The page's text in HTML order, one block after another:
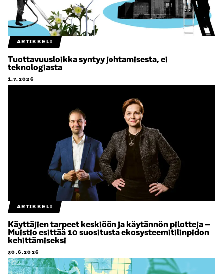
ARTIKKELI
Tuottavuusloikka syntyy johtamisesta, ei
teknologiasta
1.7.2026
ARTIKKELI
Käyttäjien tarpeet keskiöön ja käytännön pilotteja –
Muistio esittää 10 suositusta ekosysteemitilinpidon
kehittämiseksi
30.6.2026